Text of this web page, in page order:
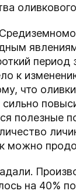
период
к
что
полезные
можно
на 40%